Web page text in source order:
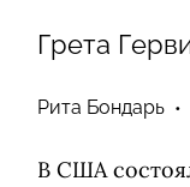
Грета
Рита Бондарь
В США